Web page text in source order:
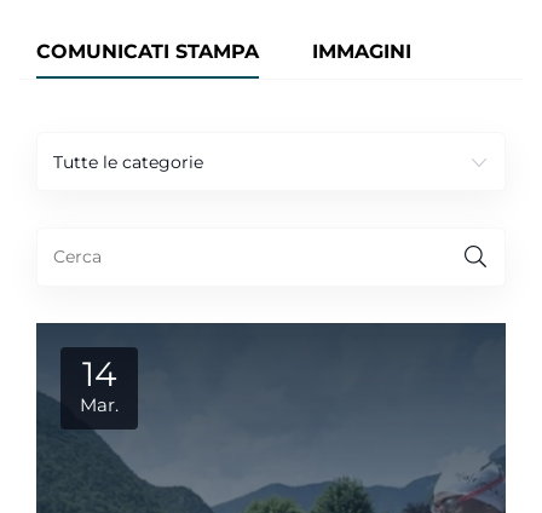
COMUNICATI STAMPA IMMAGINI
Tutte le categorie
14
Mar.